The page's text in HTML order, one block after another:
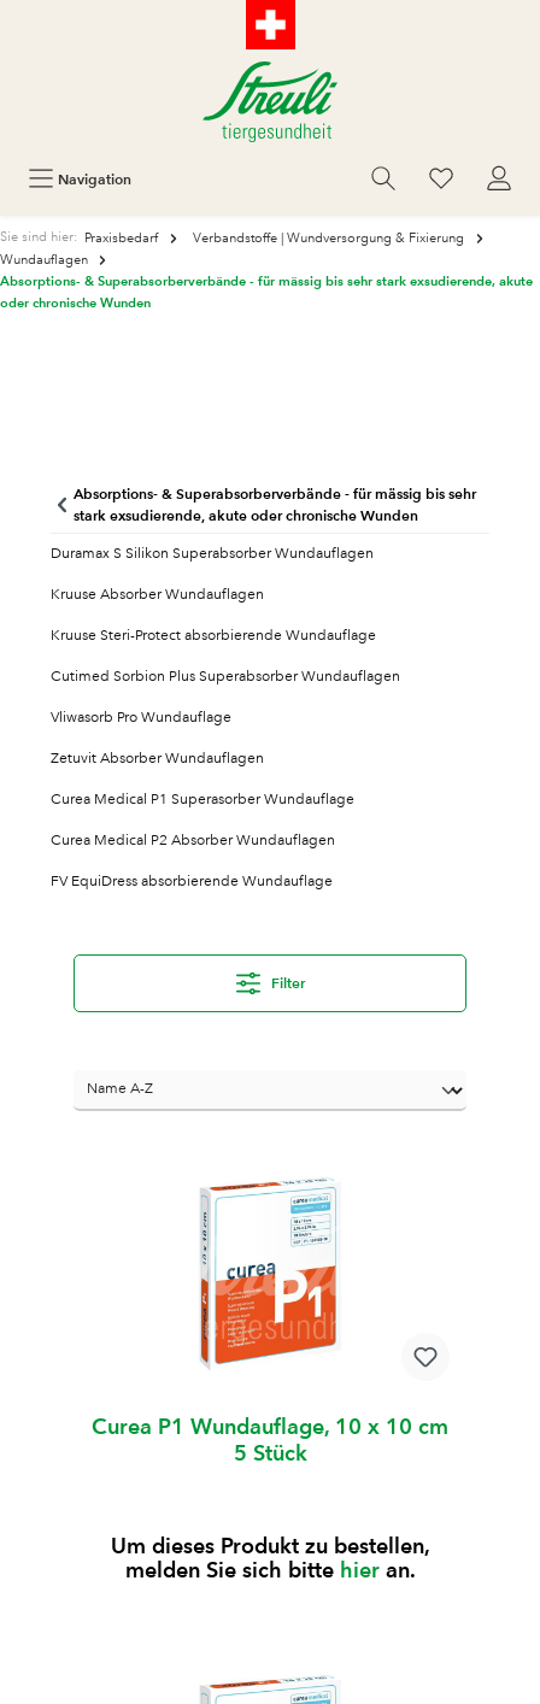
Navigation
Sie sind hier: Praxisbedarf
Verbandstoffe | Wundversorgung & Fixierung
Wundauflagen
Absorptions- & Superabsorberverbände - für mässig bis sehr stark exsudierende, akute
oder chronische Wunden
Absorptions- & Superabsorberverbände - für mässig bis sehr
stark exsudierende, akute oder chronische Wunden
Duramax S Silikon Superabsorber Wundauflagen
Kruuse Absorber Wundauflagen
Kruuse Steri-Protect absorbierende Wundauflage
Cutimed Sorbion Plus Superabsorber Wundauflagen
Vliwasorb Pro Wundauflage
Zetuvit Absorber Wundauflagen
Curea Medical P1 Superasorber Wundauflage
Curea Medical P2 Absorber Wundauflagen
FV EquiDress absorbierende Wundauflage
Filter
Curea P1 Wundauflage, 10 x 10 cm
5 Stück
Um dieses Produkt zu bestellen,
melden Sie sich bitte hieran.